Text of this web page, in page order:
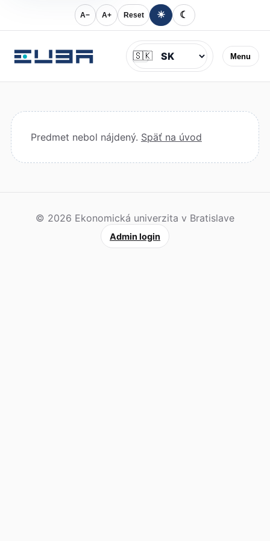
A− A+ Reset ☀ ☾
Menu
Jazyk
🇸🇰
Predmet nebol nájdený. Späť na úvod
© 2026 Ekonomická univerzita v Bratislave
Admin login